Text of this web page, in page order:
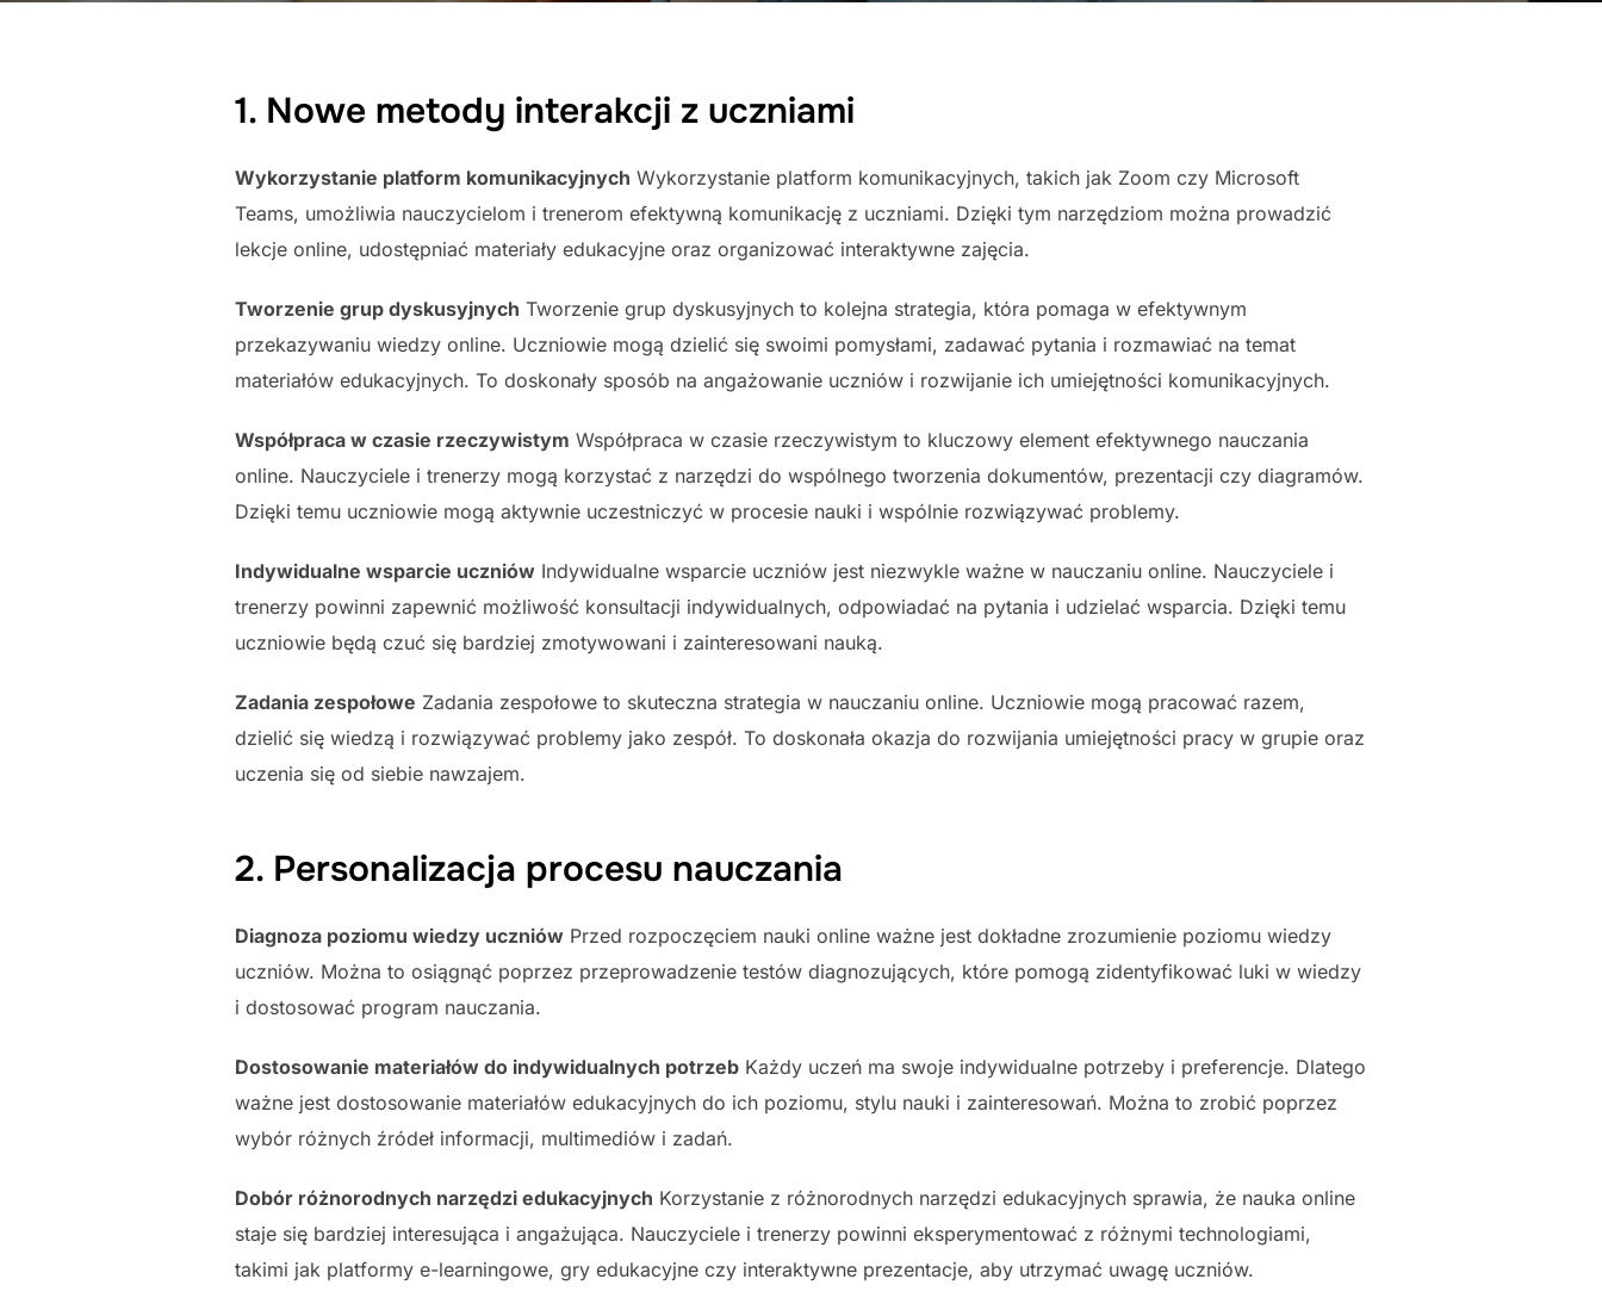
1. Nowe metody interakcji z uczniami
Wykorzystanie platform komunikacyjnych Wykorzystanie platform komunikacyjnych, takich jak Zoom czy Microsoft
Teams, umożliwia nauczycielom i trenerom efektywną komunikację z uczniami. Dzięki tym narzędziom można prowadzić
lekcje online, udostępniać materiały edukacyjne oraz organizować interaktywne zajęcia.
Tworzenie grup dyskusyjnych Tworzenie grup dyskusyjnych to kolejna strategia, która pomaga w efektywnym
przekazywaniu wiedzy online. Uczniowie mogą dzielić się swoimi pomysłami, zadawać pytania i rozmawiać na temat
materiałów edukacyjnych. To doskonały sposób na angażowanie uczniów i rozwijanie ich umiejętności komunikacyjnych.
Współpraca w czasie rzeczywistym Współpraca w czasie rzeczywistym to kluczowy element efektywnego nauczania
online. Nauczyciele i trenerzy mogą korzystać z narzędzi do wspólnego tworzenia dokumentów, prezentacji czy diagramów.
Dzięki temu uczniowie mogą aktywnie uczestniczyć w procesie nauki i wspólnie rozwiązywać problemy.
Indywidualne wsparcie uczniów Indywidualne wsparcie uczniów jest niezwykle ważne w nauczaniu online. Nauczyciele i
trenerzy powinni zapewnić możliwość konsultacji indywidualnych, odpowiadać na pytania i udzielać wsparcia. Dzięki temu
uczniowie będą czuć się bardziej zmotywowani i zainteresowani nauką.
Zadania zespołowe Zadania zespołowe to skuteczna strategia w nauczaniu online. Uczniowie mogą pracować razem,
dzielić się wiedzą i rozwiązywać problemy jako zespół. To doskonała okazja do rozwijania umiejętności pracy w grupie oraz
uczenia się od siebie nawzajem.
2. Personalizacja procesu nauczania
Diagnoza poziomu wiedzy uczniów Przed rozpoczęciem nauki online ważne jest dokładne zrozumienie poziomu wiedzy
uczniów. Można to osiągnąć poprzez przeprowadzenie testów diagnozujących, które pomogą zidentyfikować luki w wiedzy
i dostosować program nauczania.
Dostosowanie materiałów do indywidualnych potrzeb Każdy uczeń ma swoje indywidualne potrzeby i preferencje. Dlatego
ważne jest dostosowanie materiałów edukacyjnych do ich poziomu, stylu nauki i zainteresowań. Można to zrobić poprzez
wybór różnych źródeł informacji, multimediów i zadań.
Dobór różnorodnych narzędzi edukacyjnych Korzystanie z różnorodnych narzędzi edukacyjnych sprawia, że nauka online
staje się bardziej interesująca i angażująca. Nauczyciele i trenerzy powinni eksperymentować z różnymi technologiami,
takimi jak platformy e-learningowe, gry edukacyjne czy interaktywne prezentacje, aby utrzymać uwagę uczniów.